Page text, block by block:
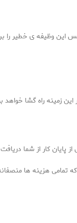
این وظیفه ی خطیر را
زمینه راه گشا خواهد
پایان کار از شما
تمامی هزینه ها